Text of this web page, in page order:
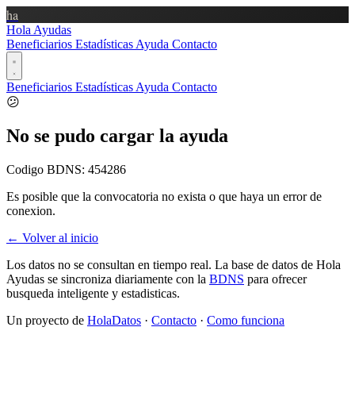
ha
Hola Ayudas
Beneficiarios Estadísticas Ayuda Contacto
Beneficiarios Estadísticas Ayuda Contacto
😕
No se pudo cargar la ayuda
Codigo BDNS: 454286
Es posible que la convocatoria no exista o que haya un error de
conexion.
← Volver al inicio
Los datos no se consultan en tiempo real. La base de datos de Hola
Ayudas se sincroniza diariamente con la BDNS para ofrecer
busqueda inteligente y estadisticas.
Un proyecto de HolaDatos · Contacto · Como funciona